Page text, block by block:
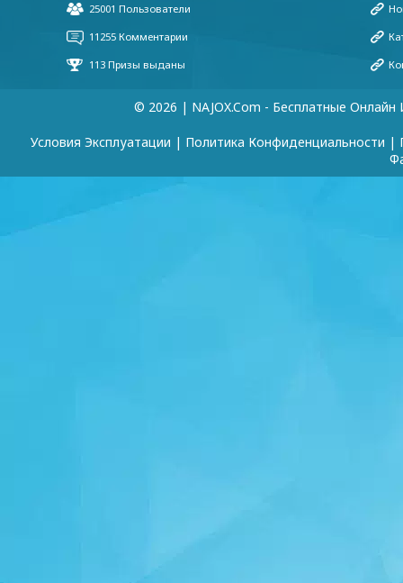
© 2026 | NAJOX.com - Бесплатные Онлайн
Условия Эксплуатации | Политика Конфиденциальности |